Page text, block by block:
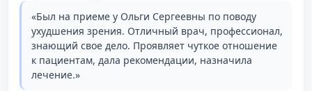
«Был на приеме у Ольги Сергеевны по поводу
ухудшения зрения. Отличный врач, профессионал,
знающий свое дело. Проявляет чуткое отношение
к пациентам, дала рекомендации, назначила
лечение.»